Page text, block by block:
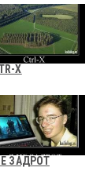
X
ЗАДРОТ